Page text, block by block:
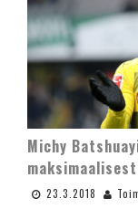
Michy
23.3.2018